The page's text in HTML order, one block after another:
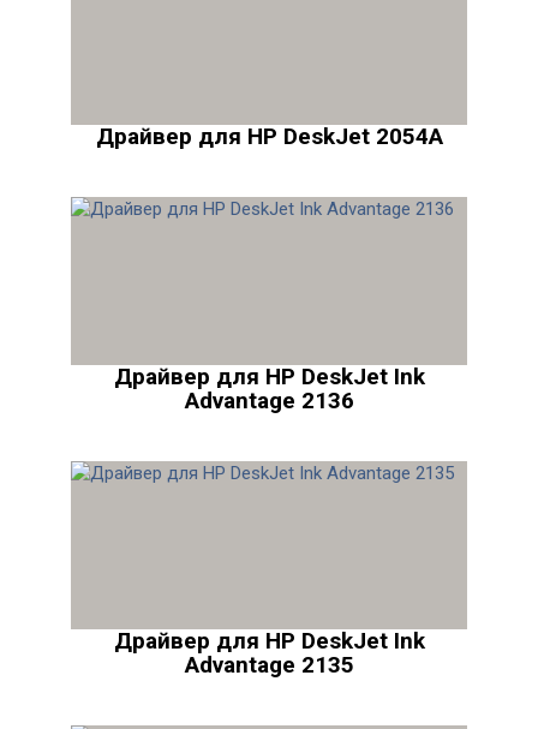
Драйвер для HP DeskJet 2054A
Драйвер для HP DeskJet Ink
Advantage 2136
Драйвер для HP DeskJet Ink
Advantage 2135